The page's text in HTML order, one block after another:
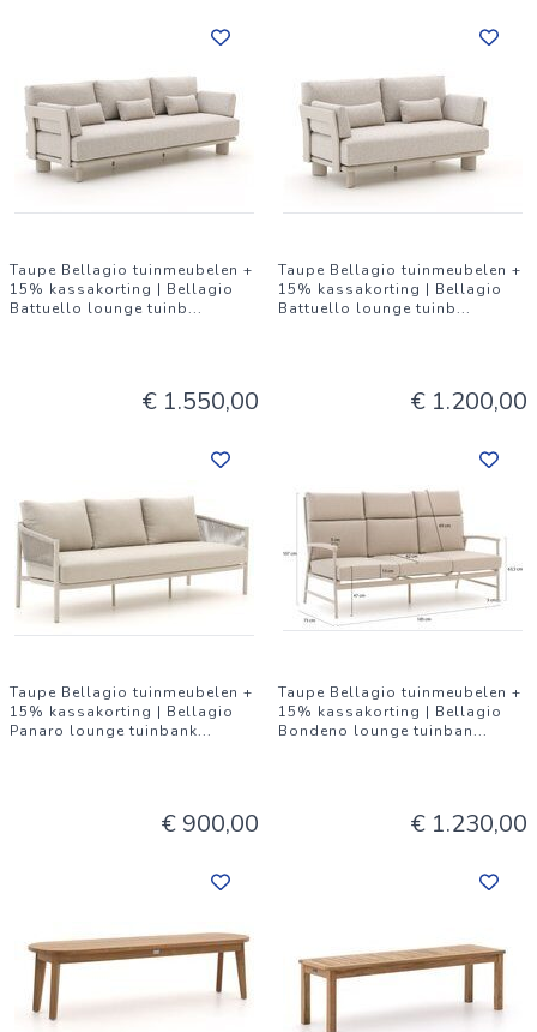
vaak genoeg, fijn als je niet elk seizoen uitgebreide
poetsklussen wilt. * Sterk en stabiel frame: Geeft een stevige
zit, ook als de bank volledig bezet is. * Strak, neutraal grijs:
Laat zich makkelijk combineren met verschillende tuintafels en
kussens, zodat je je eigen stijl kunt bepalen.
Taupe Bellagio tuinmeubelen +
15% kassakorting | Bellagio
Battuello lounge tuinb...
€ 1.550,00
Taupe Bellagio tuinmeubelen +
15% kassakorting | Bellagio
Battuello lounge tuinb...
€ 1.200,00
Taupe Bellagio tuinmeubelen +
15% kassakorting | Bellagio
Panaro lounge tuinbank...
€ 900,00
Taupe Bellagio tuinmeubelen +
15% kassakorting | Bellagio
Bondeno lounge tuinban...
€ 1.230,00